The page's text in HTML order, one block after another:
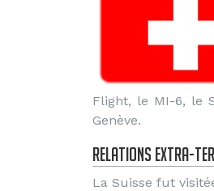
Flight, le MI-6, le
Genève.
Relations extra-
La Suisse fut